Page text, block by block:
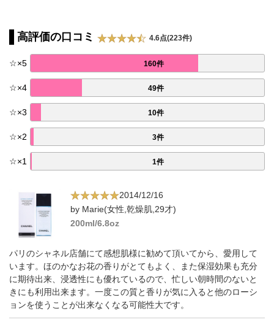
高評価の口コミ 4.6点(223件)
☆×5 160件
☆×4 49件
☆×3 10件
☆×2 3件
☆×1 1件
2014/12/16
by Marie(女性,乾燥肌,29才)
200ml/6.8oz
パリのシャネル店舗にて感想肌様に勧めて頂いてから、愛用して
います。ほのかなお花の香りがとてもよく、また保湿効果も充分
に期待出来、浸透性にも優れているので、忙しい朝時間のないと
きにも利用出来ます。一度この質と香りが気に入ると他のローシ
ョンを使うことが出来なくなる可能性大です。